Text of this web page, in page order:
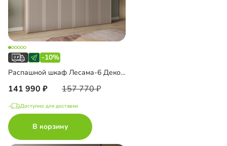
-10%
Распашной шкаф Лесама-6 Декор 1 с антресолью
141 990 157 770
Доступно для доставки
В корзину